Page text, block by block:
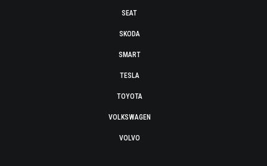
SEAT
SKODA
SMART
TESLA
TOYOTA
VOLKSWAGEN
VOLVO